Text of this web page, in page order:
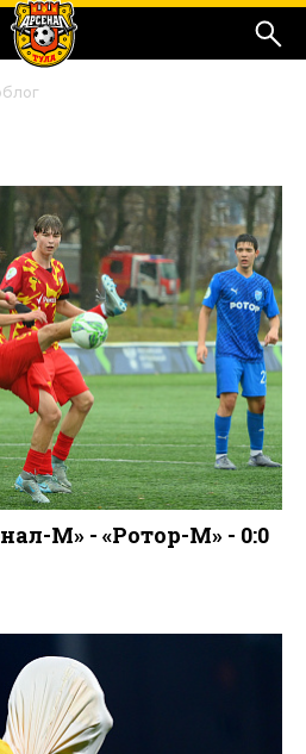
М» - «Ротор-М» - 0:0